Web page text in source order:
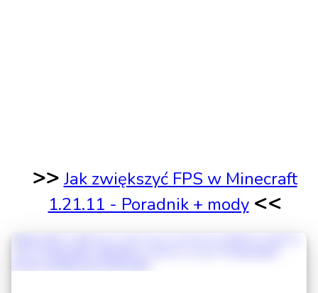
>> Jak zwiększyć FPS w Minecraft
1.21.11 - Poradnik + mody <<